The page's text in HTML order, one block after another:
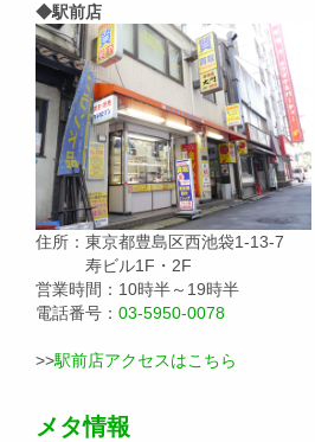
◆駅前店
住所：東京都豊島区西池袋1-13-7
寿ビル1F・2F
営業時間：10時半～19時半
電話番号： 03-5950-0078
>>駅前店アクセスはこちら
メタ情報